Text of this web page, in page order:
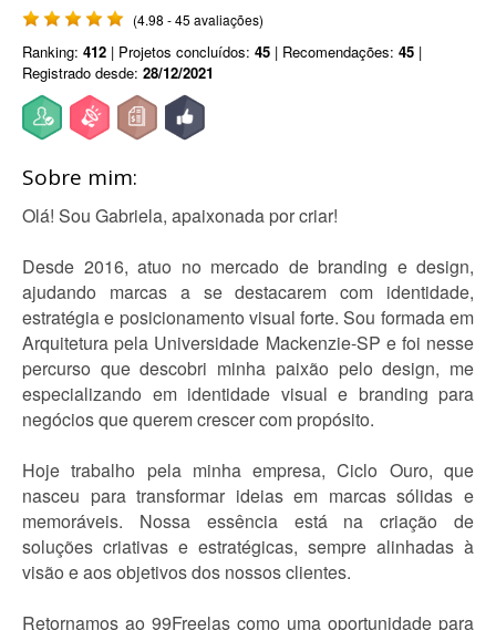
(4.98 - 45 avaliações)
Ranking: 412 | Projetos concluídos: 45 | Recomendações: 45 |
Registrado desde: 28/12/2021
Sobre mim:
Olá! Sou Gabriela, apaixonada por criar!
Desde 2016, atuo no mercado de branding e design,
ajudando marcas a se destacarem com identidade,
estratégia e posicionamento visual forte. Sou formada em
Arquitetura pela Universidade Mackenzie-SP e foi nesse
percurso que descobri minha paixão pelo design, me
especializando em identidade visual e branding para
negócios que querem crescer com propósito.
Hoje trabalho pela minha empresa, Ciclo Ouro, que
nasceu para transformar ideias em marcas sólidas e
memoráveis. Nossa essência está na criação de
soluções criativas e estratégicas, sempre alinhadas à
visão e aos objetivos dos nossos clientes.
Retornamos ao 99Freelas como uma oportunidade para